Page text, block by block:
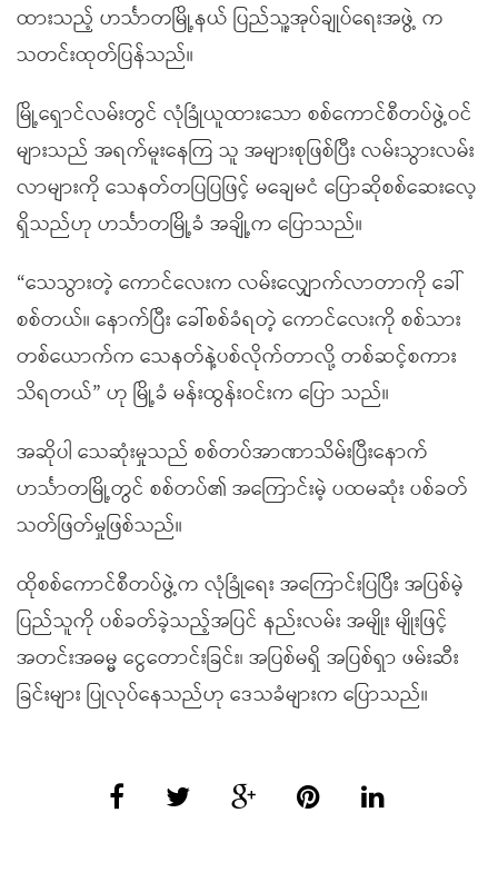
ထားသည့် ဟင်္သာတမြို့နယ် ပြည်သူ့အုပ်ချုပ်ရေးအဖွဲ့ က
သတင်းထုတ်ပြန်သည်။
မြို့ရှောင်လမ်းတွင် လုံခြုံယူထားသော စစ်ကောင်စီတပ်ဖွဲ့ဝင်
များသည် အရက်မူးနေကြ သူ အများစုဖြစ်ပြီး လမ်းသွားလမ်း
လာများကို သေနတ်တပြပြဖြင့် မချေမငံ ပြောဆိုစစ်ဆေးလေ့
ရှိသည်ဟု ဟင်္သာတမြို့ခံ အချို့က ပြောသည်။
“သေသွားတဲ့ ကောင်လေးက လမ်းလျှောက်လာတာကို ခေါ်
စစ်တယ်။ နောက်ပြီး ခေါ်စစ်ခံရတဲ့ ကောင်လေးကို စစ်သား
တစ်ယောက်က သေနတ်နဲ့ပစ်လိုက်တာလို့ တစ်ဆင့်စကား
သိရတယ်” ဟု မြို့ခံ မန်းထွန်းဝင်းက ပြော သည်။
အဆိုပါ သေဆုံးမှုသည် စစ်တပ်အာဏာသိမ်းပြီးနောက်
ဟင်္သာတမြို့တွင် စစ်တပ်၏ အကြောင်းမဲ့ ပထမဆုံး ပစ်ခတ်
သတ်ဖြတ်မှုဖြစ်သည်။
ထိုစစ်ကောင်စီတပ်ဖွဲ့က လုံခြုံရေး အကြောင်းပြပြီး အပြစ်မဲ့
ပြည်သူကို ပစ်ခတ်ခဲ့သည့်အပြင် နည်းလမ်း အမျိုး မျိုးဖြင့်
အတင်းအဓမ္မ ငွေတောင်းခြင်း၊ အပြစ်မရှိ အပြစ်ရှာ ဖမ်းဆီး
ခြင်းများ ပြုလုပ်နေသည်ဟု ဒေသခံများက ပြောသည်။